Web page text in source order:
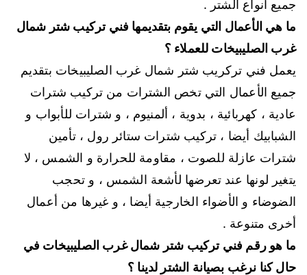
جميع أنواع الشتر .
ما هي الأعمال التي يقوم بتقديمها فني تركيب شتر شمال
غرب الصليبيخات للعملاء ؟
يعمل فني تركريب شتر شمال غرب الصليبيخات بتقديم
جميع الأعمال التي تخص الشترات من تركيب شترات
عادية ، كهربائية ، بدوية ، ألمنيوم ، و شترات للأبواب و
الشبابيك أيضا ، تركيب شترات ستائر رول ، تأمين
شترات عازلة للصوت ، مقاومة للحرارة و الشمس ، لا
يتغير لونها عند تعرضها لأشعة الشمس ، و تحجب
الضوضاء و الأضواء الخارجية أيضا ، و غيرها من أعمال
أخرى متنوعة .
ما هو رقم فني تركيب شتر شمال غرب الصليبيخات في
حال كنا نرغب بصيانة الشتر لدينا ؟